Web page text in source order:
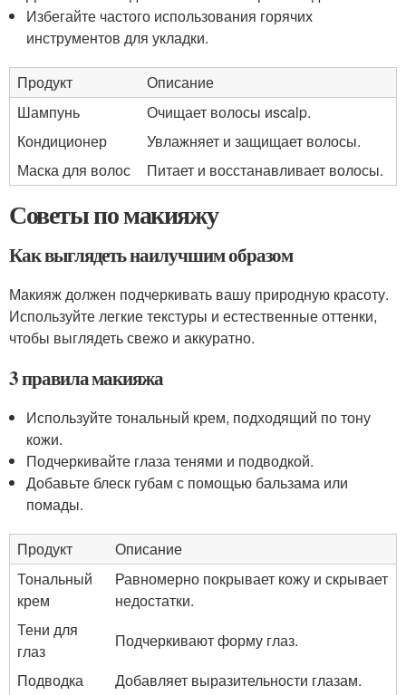
Избегайте частого использования горячих
инструментов для укладки.
Продукт
Описание
Шампунь
Очищает волосы иscalp.
Кондиционер
Увлажняет и защищает волосы.
Маска для волос
Питает и восстанавливает волосы.
Советы по макияжу
Как выглядеть наилучшим образом
Макияж должен подчеркивать вашу природную красоту.
Используйте легкие текстуры и естественные оттенки,
чтобы выглядеть свежо и аккуратно.
3 правила макияжа
Используйте тональный крем, подходящий по тону
кожи.
Подчеркивайте глаза тенями и подводкой.
Добавьте блеск губам с помощью бальзама или
помады.
Продукт
Описание
Тональный
крем
Равномерно покрывает кожу и скрывает
недостатки.
Тени для
глаз
Подчеркивают форму глаз.
Подводка
Добавляет выразительности глазам.